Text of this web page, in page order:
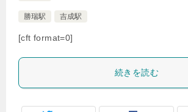
勝瑞駅 吉成駅
[cft format=0]
続きを読む